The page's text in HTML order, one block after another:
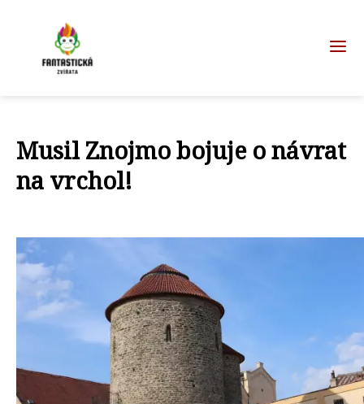
Musil Znojmo bojuje o návrat
na vrchol!